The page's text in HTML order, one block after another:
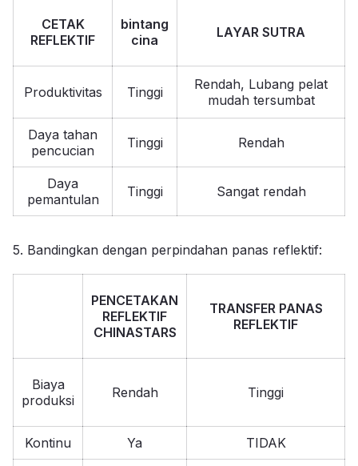
CETAK
REFLEKTIF
bintang
cina
LAYAR SUTRA
Produktivitas Tinggi
Rendah, Lubang pelat
mudah tersumbat
Daya tahan
pencucian
Tinggi Rendah
Daya
pemantulan
Tinggi Sangat rendah
5. Bandingkan dengan perpindahan panas reflektif:
PENCETAKAN
REFLEKTIF
CHINASTARS
TRANSFER PANAS
REFLEKTIF
Biaya
produksi
Rendah Tinggi
Kontinu Ya TIDAK